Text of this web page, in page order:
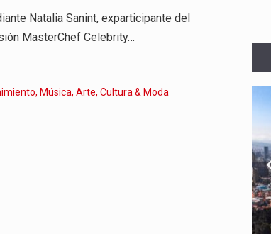
de los…
llega…
con un…
Natalia Sanint, exparticipante del
MasterChef Celebrity…
Música, Arte, Cultura & Moda